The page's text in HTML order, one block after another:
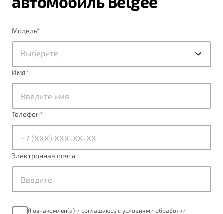
Модель*
Выберите
Имя*
Телефон*
Электронная почта
Я ознакомлен(а) и соглашаюсь с условиями обработки